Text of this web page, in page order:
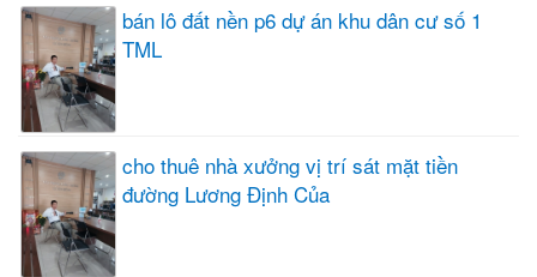
bán lô đất nền p6 dự án khu dân cư số 1
TML
cho thuê nhà xưởng vị trí sát mặt tiền
đường Lương Định Của